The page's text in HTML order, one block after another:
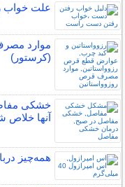
علت
موارد
(کرستور)
خشکی
آنها خلاص
همه‌چیز